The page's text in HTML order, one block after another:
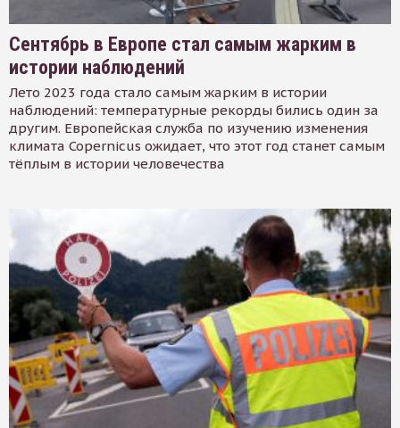
Сентябрь в Европе стал самым жарким в
истории наблюдений
Лето 2023 года стало самым жарким в истории
наблюдений: температурные рекорды бились один за
другим. Европейская служба по изучению изменения
климата Copernicus ожидает, что этот год станет самым
тёплым в истории человечества